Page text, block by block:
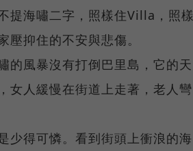
提海嘯二字，照樣住Villa，照樣
抑住的不安與悲傷。
的風暴沒有打倒巴里島，它的天
女人緩慢在街道上走著，老人彎
少得可憐。看到街頭上衝浪的海